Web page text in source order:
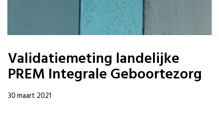
Validatiemeting landelijke
PREM Integrale Geboortezorg
30 maart 2021